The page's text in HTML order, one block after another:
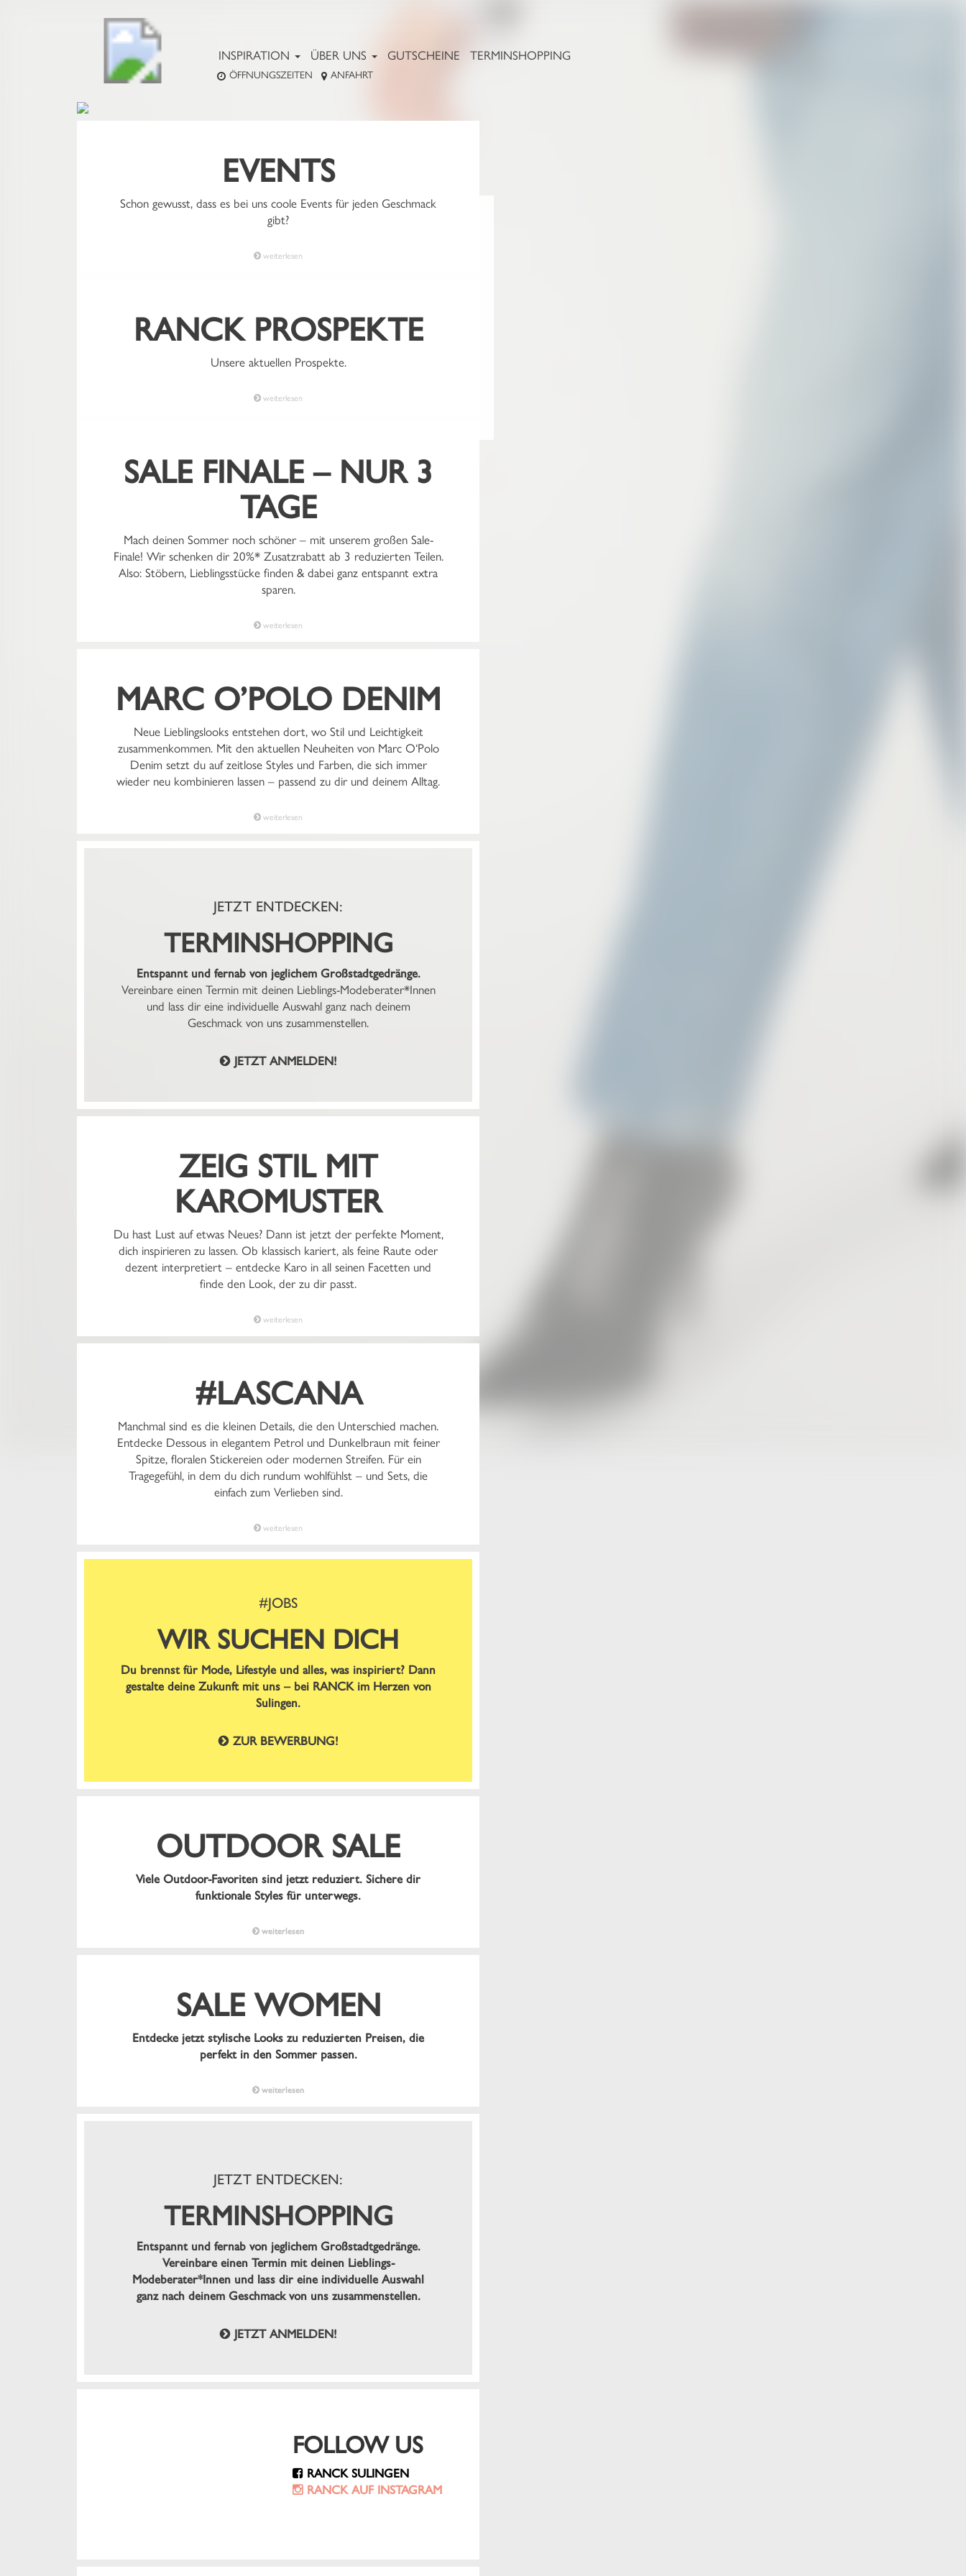
INSPIRATION ÜBER UNS GUTSCHEINE TERMINSHOPPING
ÖFFNUNGSZEITEN ANFAHRT
JETZT ENTDECKEN!
Jetzt ist die perfekte Zeit für Looks, die dich stilvoll durch den Alltag
begleiten. Denim bleibt dabei dein verlässlicher Favorit – ob in
mittlerer Waschung, Dunkelblau oder Beige. Kombiniert mit warmem
wieder neu tragen möchtest.
EVENTS
Schon gewusst, dass es bei uns coole Events für jeden Geschmack
gibt?
weiterlesen
RANCK PROSPEKTE
Unsere aktuellen Prospekte.
weiterlesen
SALE FINALE – NUR 3
TAGE
Mach deinen Sommer noch schöner – mit unserem großen Sale-
Finale! Wir schenken dir 20%* Zusatzrabatt ab 3 reduzierten Teilen.
Also: Stöbern, Lieblingsstücke finden & dabei ganz entspannt extra
sparen.
weiterlesen
MARC O’POLO DENIM
Neue Lieblingslooks entstehen dort, wo Stil und Leichtigkeit
zusammenkommen. Mit den aktuellen Neuheiten von Marc O‘Polo
Denim setzt du auf zeitlose Styles und Farben, die sich immer
wieder neu kombinieren lassen – passend zu dir und deinem Alltag.
weiterlesen
JETZT ENTDECKEN:
TERMINSHOPPING
Entspannt und fernab von jeglichem Großstadtgedränge.
Vereinbare einen Termin mit deinen Lieblings-Modeberater*Innen
und lass dir eine individuelle Auswahl ganz nach deinem
Geschmack von uns zusammenstellen.
JETZT ANMELDEN!
ZEIG STIL MIT
KAROMUSTER
Du hast Lust auf etwas Neues? Dann ist jetzt der perfekte Moment,
dich inspirieren zu lassen. Ob klassisch kariert, als feine Raute oder
dezent interpretiert – entdecke Karo in all seinen Facetten und
finde den Look, der zu dir passt.
weiterlesen
#LASCANA
Manchmal sind es die kleinen Details, die den Unterschied machen.
Entdecke Dessous in elegantem Petrol und Dunkelbraun mit feiner
Spitze, floralen Stickereien oder modernen Streifen. Für ein
Tragegefühl, in dem du dich rundum wohlfühlst – und Sets, die
einfach zum Verlieben sind.
weiterlesen
#JOBS
WIR SUCHEN DICH
Du brennst für Mode, Lifestyle und alles, was inspiriert? Dann
gestalte deine Zukunft mit uns – bei RANCK im Herzen von
Sulingen.
ZUR BEWERBUNG!
OUTDOOR SALE
Viele Outdoor-Favoriten sind jetzt reduziert. Sichere dir
funktionale Styles für unterwegs.
weiterlesen
SALE WOMEN
Entdecke jetzt stylische Looks zu reduzierten Preisen, die
perfekt in den Sommer passen.
weiterlesen
JETZT ENTDECKEN:
TERMINSHOPPING
Entspannt und fernab von jeglichem Großstadtgedränge.
Vereinbare einen Termin mit deinen Lieblings-
Modeberater*Innen und lass dir eine individuelle Auswahl
ganz nach deinem Geschmack von uns zusammenstellen.
JETZT ANMELDEN!
FOLLOW US
RANCK SULINGEN
RANCK AUF INSTAGRAM